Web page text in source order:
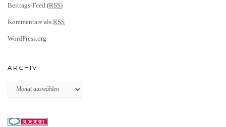
Beitrags-Feed (RSS)
Kommentare als RSS
WordPress.org
ARCHIV
Archiv